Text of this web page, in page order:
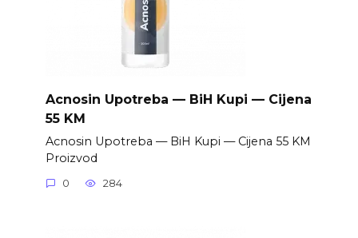
Acnosin Upotreba — BiH Kupi — Cijena
55 KM
Acnosin Upotreba — BiH Kupi — Cijena 55 KM
Proizvod
0 284